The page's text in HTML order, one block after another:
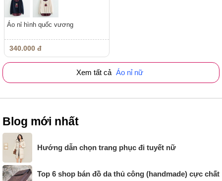
Áo nỉ hình quốc vương
340.000 đ
Xem tất cả Áo nỉ nữ
Blog mới nhất
Hướng dẫn chọn trang phục đi tuyết nữ
Top 6 shop bán đồ da thủ công (handmade) cực chất